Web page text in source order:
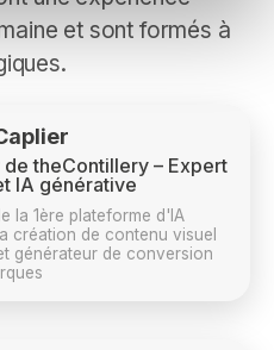
et sont formés à
de theContillery – Expert
IA générative
la 1ère plateforme d'IA
création de contenu visuel
générateur de conversion